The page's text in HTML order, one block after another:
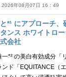
2026年08月07日 16：49
*¹ にアプローチ
タンス ホワイトロ
会社
一*² の美白有効成分「
ド「EQUITANCE（